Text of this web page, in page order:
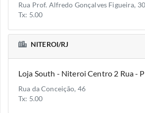
Rua Prof. Alfredo Gonçalves Figueira,
Tx: 5.00
NITEROI/RJ
Loja South - Niteroi Centro 2 Rua -
Rua da Conceição, 46
Tx: 5.00